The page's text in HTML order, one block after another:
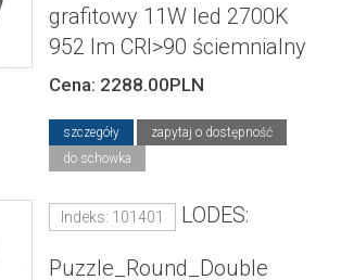
grafitowy 11W led 2700K
952 lm CRI>90 ściemnialny
Cena: 2288.00PLN
szczegóły
zapytaj o dostępność
do schowka
Indeks: 101401 LODES:
Puzzle_Round_Double